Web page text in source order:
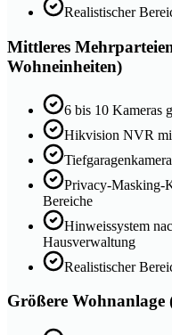
Realistischer
Mittleres
Wohneinheiten)
6 bis 10 Kameras
Hikvision NVR
Privacy-Masking-
Bereiche
Hinweissystem
Hausverwaltung
Realistischer
Größere Wohnanlage